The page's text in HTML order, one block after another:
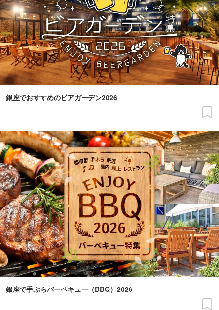
銀座でおすすめのビアガーデン2026
銀座で手ぶらバーベキュー（BBQ）2026